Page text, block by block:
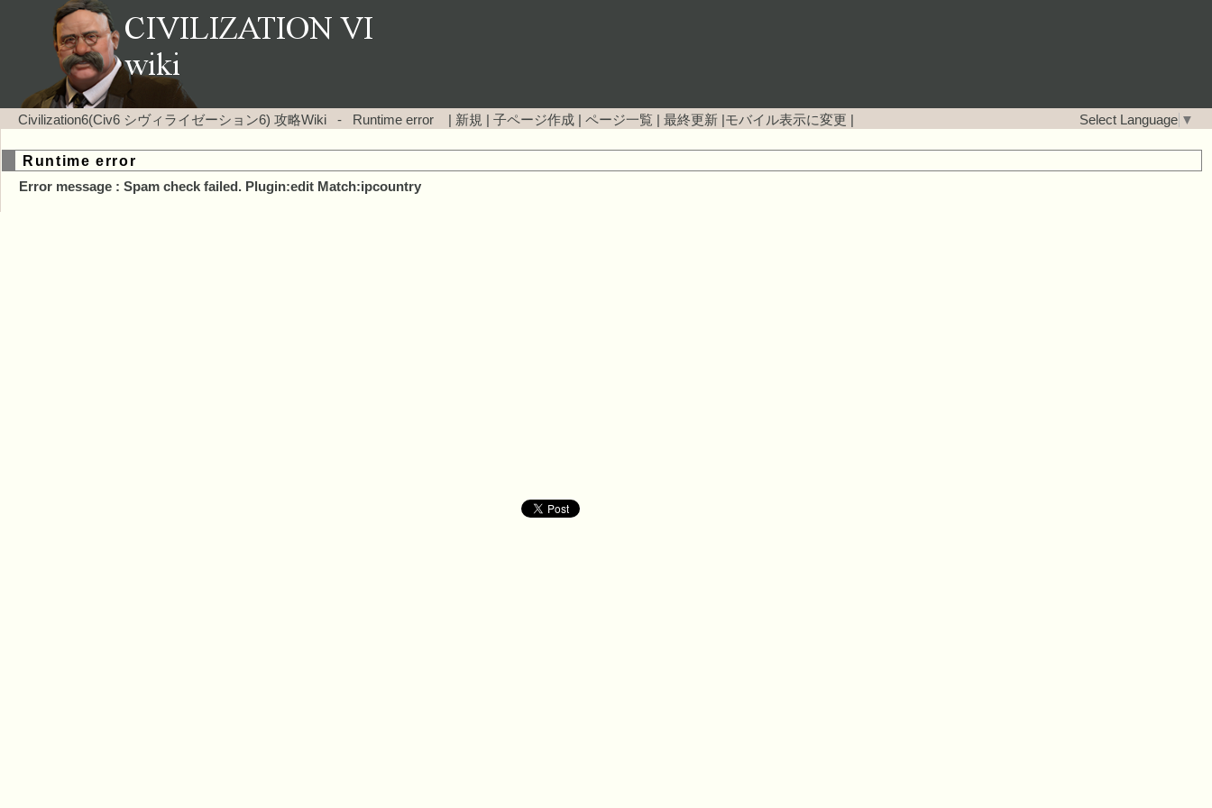
Civilization6(Civ6 シヴィライゼーション6) 攻略Wiki - Runtime error | 新規 子ページ作成 ページ一覧 最終更新 モバイル表示に変更 Select Language ▼
Runtime error
Error message : Spam check failed. Plugin:edit Match:ipcountry